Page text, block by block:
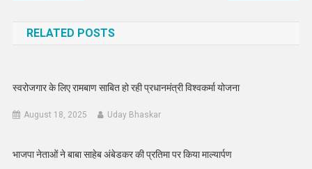
RELATED POSTS
स्वरोजगार के लिए रामबाण साबित हो रही प्रधानमंत्री विश्वकर्मा योजना
August 18, 2025 Uday Bhaskar
भाजपा नेताओं ने बाबा साहेब अंबेडकर की प्रतिमा पर किया माल्यार्पण